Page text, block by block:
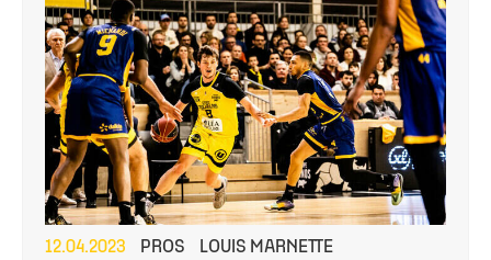
12.04.2023 PROS LOUIS MARNETTE